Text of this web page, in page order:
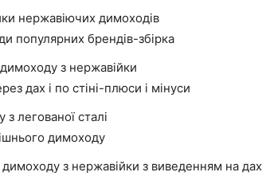
нержавіючих димоходів
популярних брендів-збірка
з нержавійки
дах і по стіні-плюси і мінуси
легованої сталі
димоходу
з нержавійки з виведенням на дах